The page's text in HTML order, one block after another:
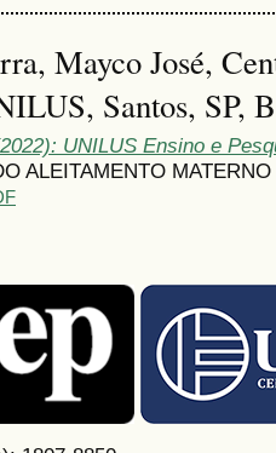
Mayco José,
Santos, SP,
UNILUS Ensino e
ALEITAMENTO